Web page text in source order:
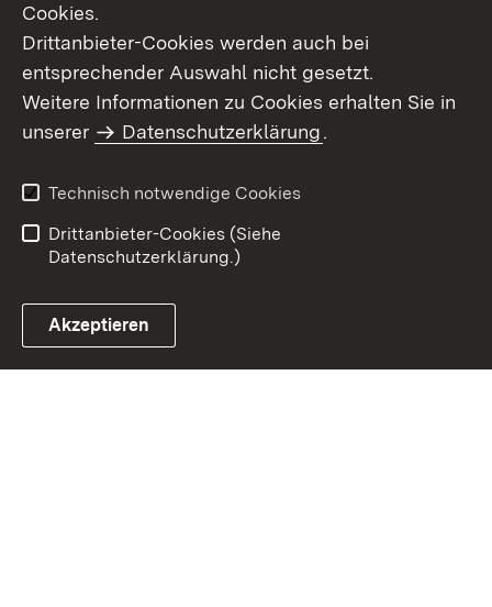
Benutzungshinweise
Erklärung zur
Cookies.
Drittanbieter-Cookies werden auch bei
entsprechender Auswahl nicht gesetzt.
Weitere Informationen zu Cookies erhalten Sie in
unserer
Datenschutzerklärung.
Technisch notwendige Cookies
Drittanbieter-Cookies (Siehe
Datenschutzerklärung.)
Akzeptieren